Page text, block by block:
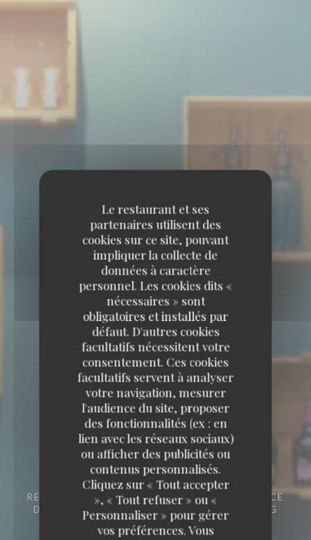
Le restaurant et ses
partenaires utilisent des
cookies sur ce site, pouvant
impliquer la collecte de
données à caractère
personnel. Les cookies dits «
nécessaires » sont
obligatoires et installés par
défaut. D'autres cookies
facultatifs nécessitent votre
consentement. Ces cookies
facultatifs servent à analyser
votre navigation, mesurer
l'audience du site, proposer
des fonctionnalités (ex : en
lien avec les réseaux sociaux)
ou afficher des publicités ou
contenus personnalisés.
Cliquez sur « Tout accepter
», « Tout refuser » ou «
Personnaliser » pour gérer
vos préférences. Vous
Capricciosa
RESTAURANT ITALIEN - PIZZERIA
1, PLACE
DU PONT AUX CHATS 67000 STRASBOURG
Capricciosa